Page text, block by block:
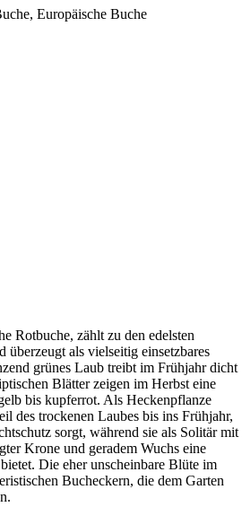
Europäische Buche
Rotbuche, zählt zu den edelsten
überzeugt als vielseitig einsetzbares
grünes Laub treibt im Frühjahr dicht
Blätter zeigen im Herbst eine
bis kupferrot. Als Heckenpflanze
des trockenen Laubes bis ins Frühjahr,
sorgt, während sie als Solitär mit
Krone und geradem Wuchs eine
Die eher unscheinbare Blüte im
Bucheckern, die dem Garten